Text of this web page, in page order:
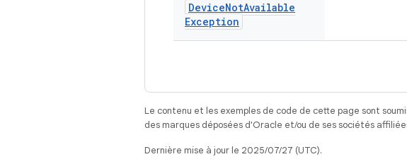
DeviceNotAvailable
Exception
Le contenu et les exemples de code de cette page sont
des marques déposées d'Oracle et/ou de ses sociétés
Dernière mise à jour le 2025/07/27 (UTC).